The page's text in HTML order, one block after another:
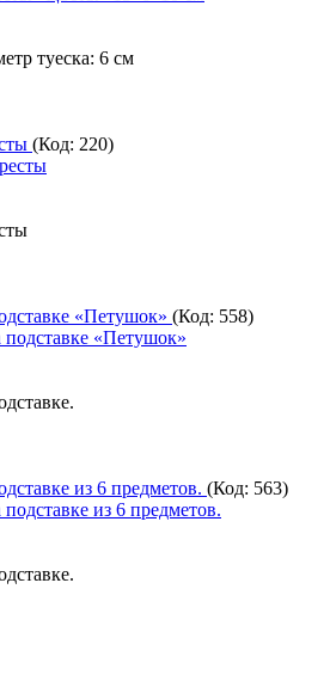
туеска: 6 см
(Код: 220)
«Петушок» (Код: 558)
из 6 предметов. (Код: 563)